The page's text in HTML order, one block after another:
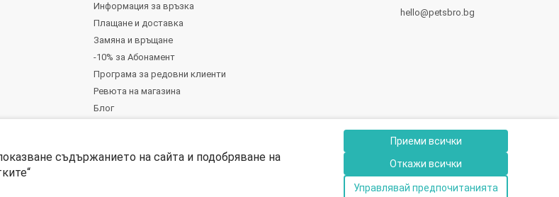
съдържанието на сайта и подобряване на
Приеми всички
Откажи всички
Управлявай предпочитанията
Информация за връзка
Плащане и доставка
Замяна и връщане
-10% за Абонамент
Програма за редовни клиенти
Ревюта на магазина
Блог
hello@petsbro.bg